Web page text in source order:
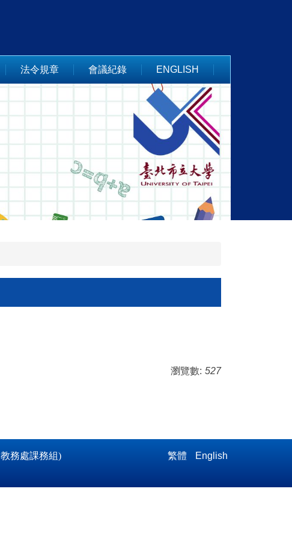
法令規章 會議紀錄 ENGLISH
瀏覽數: 527
繁體 English
教務處課務組)